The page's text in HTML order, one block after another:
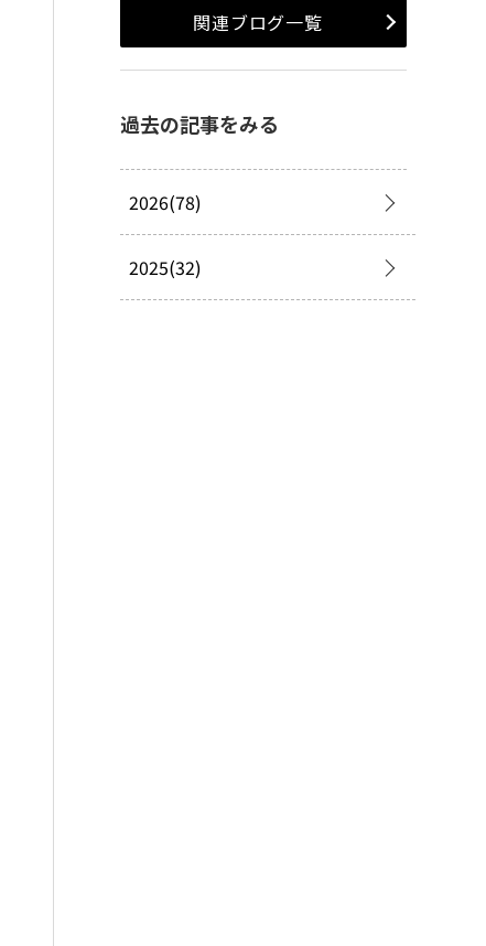
関連ブログ一覧
過去の記事をみる
2026(78)
2025(32)